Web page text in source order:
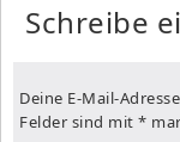
Schreibe
Deine E-Mail-
Felder sind mit *